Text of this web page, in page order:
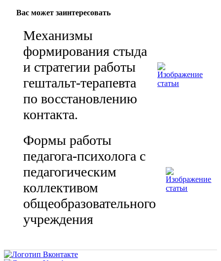
Вас может заинтересовать
Механизмы
формирования стыда
и стратегии работы
гештальт-терапевта
по восстановлению
контакта.
Формы работы
педагога-психолога с
педагогическим
коллективом
общеобразовательного
учреждения